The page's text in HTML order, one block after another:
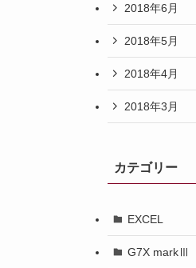
2018年6月
2018年5月
2018年4月
2018年3月
カテゴリー
EXCEL
G7X markⅢ